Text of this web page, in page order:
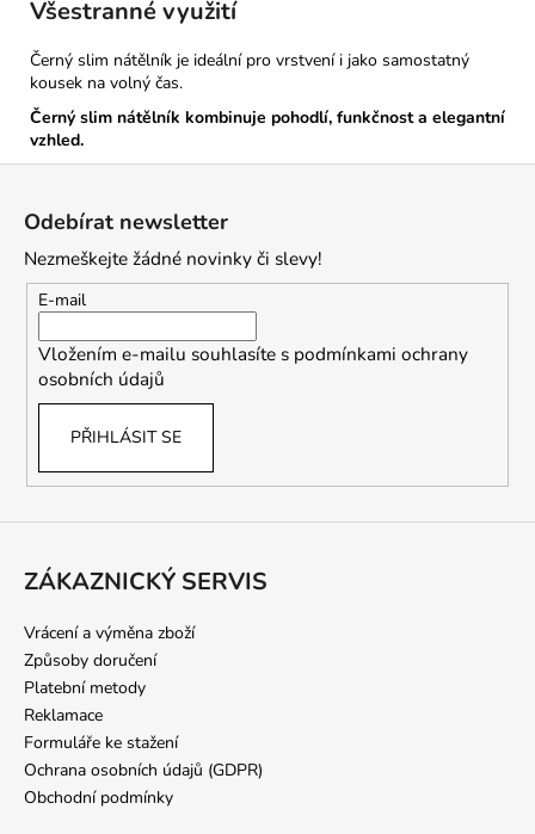
Všestranné využití
Černý slim nátělník je ideální pro vrstvení i jako samostatný
kousek na volný čas.
Černý slim nátělník kombinuje pohodlí, funkčnost a elegantní
vzhled.
Odebírat newsletter
Nezmeškejte žádné novinky či slevy!
E-mail
Vložením e-mailu souhlasíte s podmínkami ochrany
osobních údajů
PŘIHLÁSIT SE
ZÁKAZNICKÝ SERVIS
Vrácení a výměna zboží
Způsoby doručení
Platební metody
Reklamace
Formuláře ke stažení
Ochrana osobních údajů (GDPR)
Obchodní podmínky